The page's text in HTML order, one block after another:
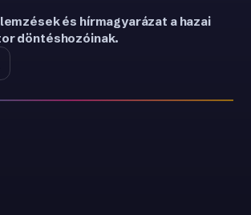
és hírmagyarázat a hazai
döntéshozóinak.